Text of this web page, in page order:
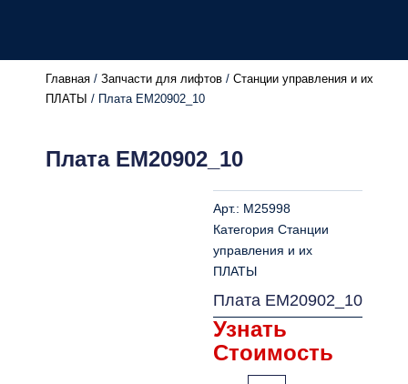
Главная / Запчасти для лифтов / Станции управления и их
ПЛАТЫ / Плата EM20902_10
Плата EM20902_10
Арт.: M25998
Категория Станции
управления и их
ПЛАТЫ
Плата EM20902_10
Узнать
Стоимость